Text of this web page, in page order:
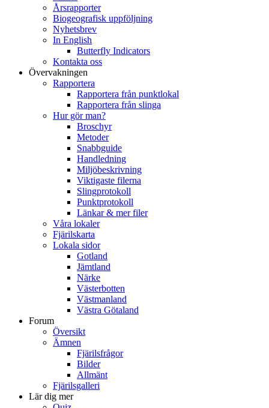
Årsrapporter
Biogeografisk uppföljning
Nyhetsbrev
In English
Butterfly Indicators
Kontakta oss
Övervakningen
Rapportera
Rapportera från punktlokal
Rapportera från slinga
Hur gör man?
Broschyr
Metoder
Snabbguide
Handledning
Miljöbeskrivning
Viktigaste filerna
Slingprotokoll
Punktprotokoll
Länkar & mer filer
Våra lokaler
Fjärilskarta
Lokala sidor
Gotland
Jämtland
Närke
Västerbotten
Västmanland
Västra Götaland
Forum
Översikt
Ämnen
Fjärilsfrågor
Bilder
Allmänt
Fjärilsgalleri
Lär dig mer